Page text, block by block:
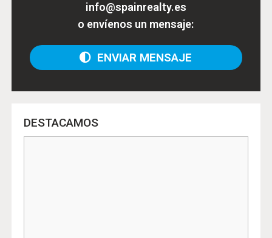
info@spainrealty.es
o envíenos un mensaje:
ENVIAR MENSAJE
DESTACAMOS